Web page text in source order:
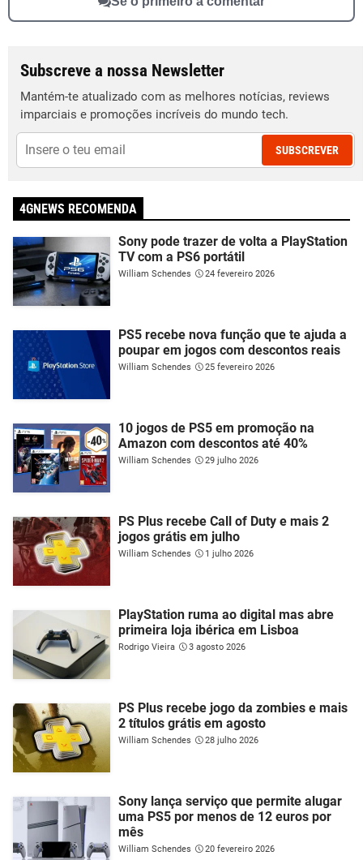
Subscreve a nossa Newsletter
Mantém-te atualizado com as melhores notícias, reviews
imparciais e promoções incríveis do mundo tech.
SUBSCREVER
4GNEWS RECOMENDA
Sony pode trazer de volta a PlayStation
TV com a PS6 portátil
William Schendes 24 fevereiro 2026
PS5 recebe nova função que te ajuda a
poupar em jogos com descontos reais
William Schendes 25 fevereiro 2026
10 jogos de PS5 em promoção na
Amazon com descontos até 40%
William Schendes 29 julho 2026
PS Plus recebe Call of Duty e mais 2
jogos grátis em julho
William Schendes 1 julho 2026
PlayStation ruma ao digital mas abre
primeira loja ibérica em Lisboa
Rodrigo Vieira 3 agosto 2026
PS Plus recebe jogo da zombies e mais
2 títulos grátis em agosto
William Schendes 28 julho 2026
Sony lança serviço que permite alugar
uma PS5 por menos de 12 euros por
mês
William Schendes 20 fevereiro 2026